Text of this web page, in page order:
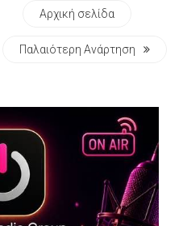
Αρχική σελίδα
Παλαιότερη Ανάρτηση